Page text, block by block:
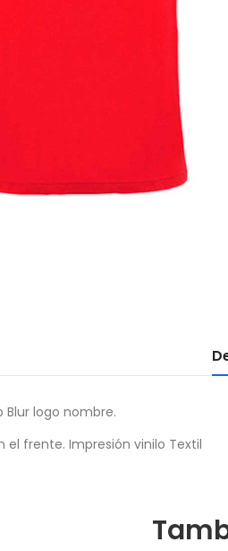
Blur logo nombre.
el frente. Impresión vinilo Textil